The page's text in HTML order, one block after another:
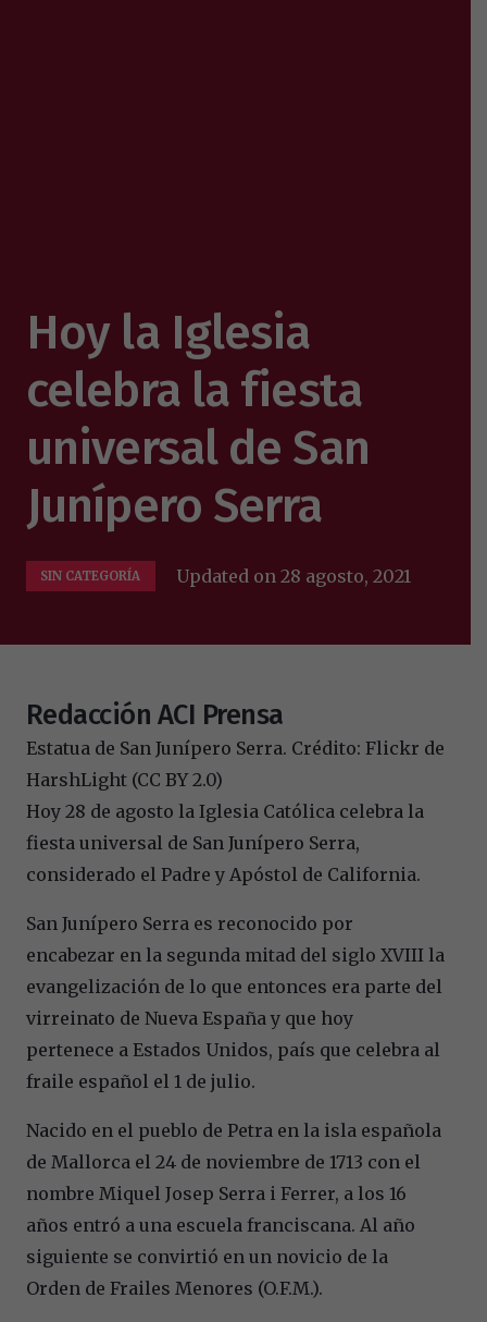
Hoy la Iglesia
celebra la fiesta
universal de San
Junípero Serra
SIN CATEGORÍA Updated on28 agosto, 2021
Redacción ACI Prensa
Estatua de San Junípero Serra. Crédito: Flickr de
HarshLight (CC BY 2.0)
Hoy 28 de agosto la Iglesia Católica celebra la
fiesta universal de San Junípero Serra,
considerado el Padre y Apóstol de California.
San Junípero Serra es reconocido por
encabezar en la segunda mitad del siglo XVIII la
evangelización de lo que entonces era parte del
virreinato de Nueva España y que hoy
pertenece a Estados Unidos, país que celebra al
fraile español el 1 de julio.
Nacido en el pueblo de Petra en la isla española
de Mallorca el 24 de noviembre de 1713 con el
nombre Miquel Josep Serra i Ferrer, a los 16
años entró a una escuela franciscana. Al año
siguiente se convirtió en un novicio de la
Orden de Frailes Menores (O.F.M.).